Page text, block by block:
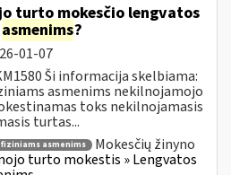
turto mokesčio lengvatos
asmenims?
01-07
Ši informacija skelbiama:
asmenims nekilnojamojo
toks nekilnojamasis
turtas...
asmenims
Mokesčių žinyno
turto mokestis » Lengvatos